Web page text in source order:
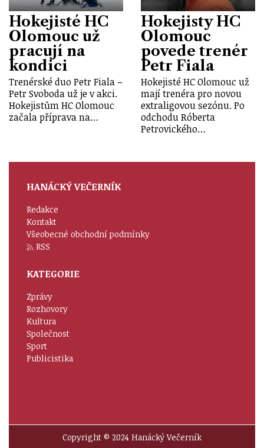
Hokejisté HC
Olomouc už
pracují na
kondici
Trenérské duo Petr Fiala –
Petr Svoboda už je v akci.
Hokejistům HC Olomouc
začala příprava na…
Hokejisty HC
Olomouc
povede trenér
Petr Fiala
Hokejisté HC Olomouc už
mají trenéra pro novou
extraligovou sezónu. Po
odchodu Róberta
Petrovického…
HANÁCKÝ VEČERNÍK
Redakce
Kontakt
Všeobecné obchodní podmínky
RSS
KATEGORIE
Zprávy
Rozhovory
Kultura
Společnost
Sport
Publicistika
Copyright © 2024 Hanácký Večerník